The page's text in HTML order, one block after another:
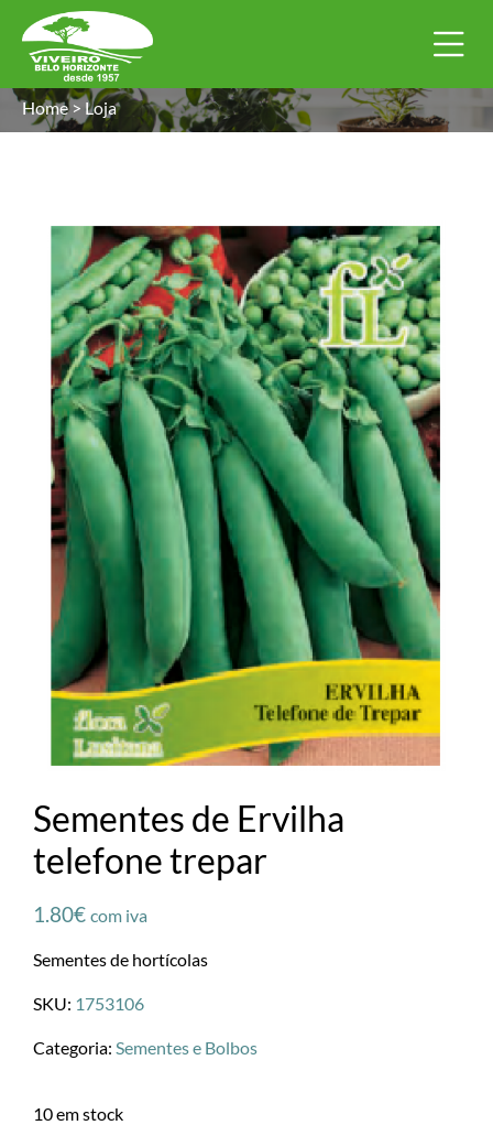
Home> Loja
Sementes de Ervilha
telefone trepar
1.80€ com iva
Sementes de hortícolas
SKU: 1753106
Categoria: Sementes e Bolbos
10 em stock